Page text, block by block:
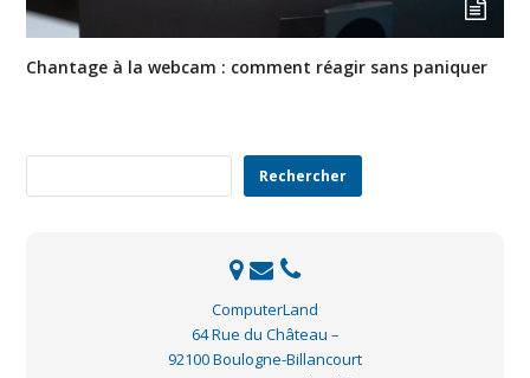
Chantage à la webcam : comment réagir sans paniquer
Rechercher
ComputerLand
64 Rue du Château –
92100 Boulogne-Billancourt